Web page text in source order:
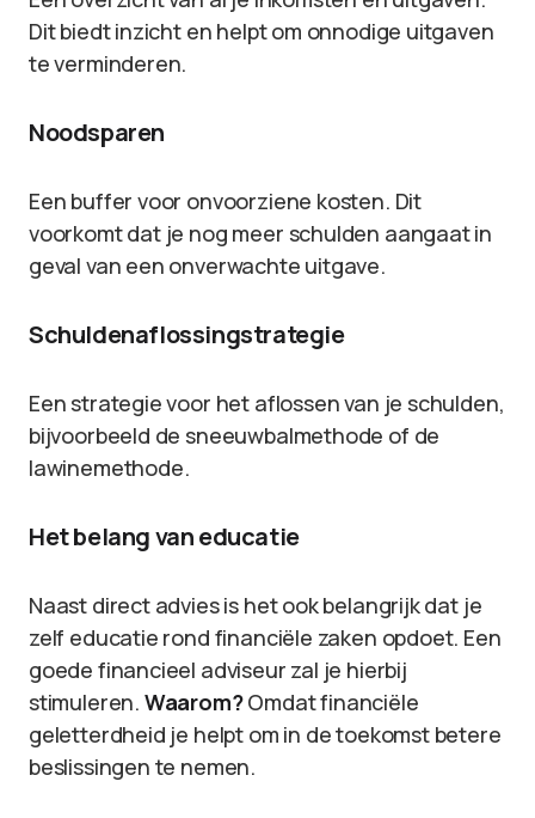
Dit biedt inzicht en helpt om onnodige uitgaven
te verminderen.
Noodsparen
Een buffer voor onvoorziene kosten. Dit
voorkomt dat je nog meer schulden aangaat in
geval van een onverwachte uitgave.
Schuldenaflossingstrategie
Een strategie voor het aflossen van je schulden,
bijvoorbeeld de sneeuwbalmethode of de
lawinemethode.
Het belang van educatie
Naast direct advies is het ook belangrijk dat je
zelf educatie rond financiële zaken opdoet. Een
goede financieel adviseur zal je hierbij
stimuleren. Waarom?Omdat financiële
geletterdheid je helpt om in de toekomst betere
beslissingen te nemen.